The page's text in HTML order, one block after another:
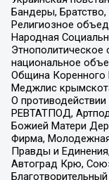
Бандеры,
Религиозное
Народная
Этнополитическое
национальное
Община Коренного
Меджлис
О противодействии
РЕВТАТПОД,
Божией Матери
Фирма,
Правды и
Автоград Крю,